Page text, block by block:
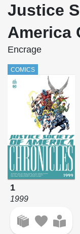
Justice
America
Encrage
COMICS
1
1999